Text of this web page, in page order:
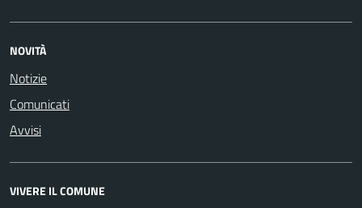
NOVITÀ
Notizie
Comunicati
Avvisi
VIVERE IL COMUNE